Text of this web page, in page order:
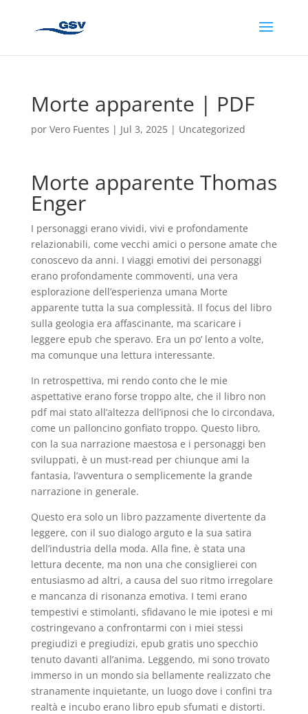
Morte apparente | PDF
por Vero Fuentes | Jul 3, 2025| Uncategorized
Morte apparente Thomas
Enger
I personaggi erano vividi, vivi e profondamente
relazionabili, come vecchi amici o persone amate che
conoscevo da anni. I viaggi emotivi dei personaggi
erano profondamente commoventi, una vera
esplorazione dell’esperienza umana Morte
apparente tutta la sua complessità. Il focus del libro
sulla geologia era affascinante, ma scaricare i
leggere epub che speravo. Era un po’ lento a volte,
ma comunque una lettura interessante.
In retrospettiva, mi rendo conto che le mie
aspettative erano forse troppo alte, che il libro non
pdf mai stato all’altezza dell’ipnosi che lo circondava,
come un palloncino gonfiato troppo. Questo libro,
con la sua narrazione maestosa e i personaggi ben
sviluppati, è un must-read per chiunque ami la
fantasia, l’avventura o semplicemente la grande
narrazione in generale.
Questo era solo un libro pazzamente divertente da
leggere, con il suo dialogo arguto e la sua satira
dell’industria della moda. Alla fine, è stata una
lettura decente, ma non una che consiglierei con
entusiasmo ad altri, a causa del suo ritmo irregolare
e mancanza di risonanza emotiva. I temi erano
tempestivi e stimolanti, sfidavano le mie ipotesi e mi
costringevano a confrontarmi con i miei stessi
pregiudizi e pregiudizi, epub gratis uno specchio
tenuto davanti all’anima. Leggendo, mi sono trovato
immerso in un mondo sia bellamente realizzato che
stranamente inquietante, un luogo dove i confini tra
realtà e incubo erano libro epub sfumati e distorti.